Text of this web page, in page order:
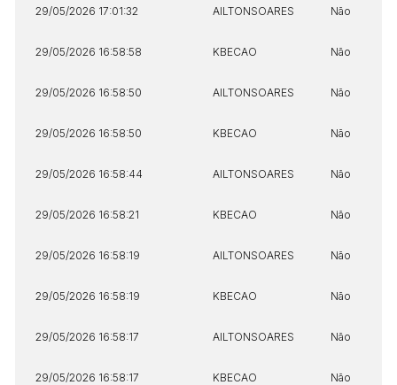
29/05/2026 17:01:32 AILTONSOARES Não
29/05/2026 16:58:58 KBECAO Não
29/05/2026 16:58:50 AILTONSOARES Não
29/05/2026 16:58:50 KBECAO Não
29/05/2026 16:58:44 AILTONSOARES Não
29/05/2026 16:58:21 KBECAO Não
29/05/2026 16:58:19 AILTONSOARES Não
29/05/2026 16:58:19 KBECAO Não
29/05/2026 16:58:17 AILTONSOARES Não
29/05/2026 16:58:17 KBECAO Não
14/04/2025 18:43:11 TIAGOFELIPE R$ 1,00
Clique aqui para fazer login